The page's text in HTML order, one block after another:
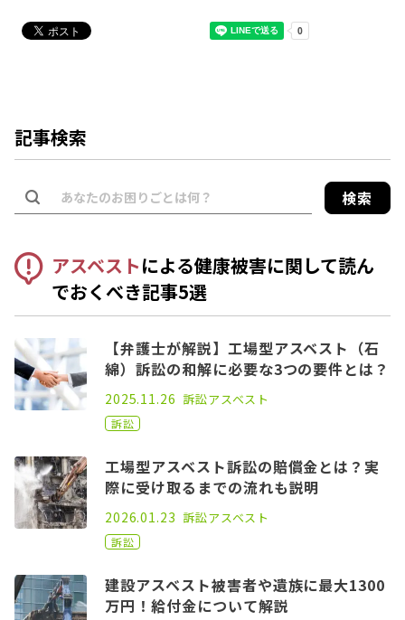
記事検索
検索
アスベストによる健康被害に関して読ん
でおくべき記事5選
【弁護士が解説】工場型アスベスト（石
綿）訴訟の和解に必要な3つの要件とは？
2021.09.15
2025.11.26 訴訟アスベスト
訴訟
工場型アスベスト訴訟の賠償金とは？実
際に受け取るまでの流れも説明
2021.07.30
2026.01.23 訴訟アスベスト
訴訟
建設アスベスト被害者や遺族に最大1300
万円！給付金について解説